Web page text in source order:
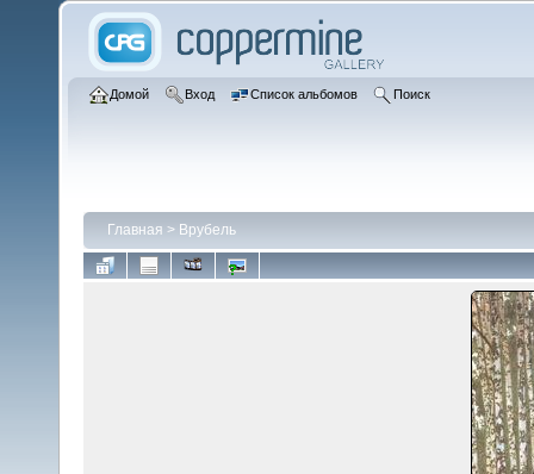
Домой Вход Список альбомов Поиск
Главная > Врубель